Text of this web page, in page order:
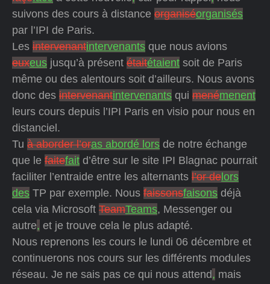
suivons des cours à distance organiséorganisés
par l’IPI de Paris.
Les intervenantintervenants que nous avions
euxeus jusqu’à présent étaitétaient soit de Paris
même ou des alentours soit d’ailleurs. Nous avons
donc des intervenantintervenants qui menémenent
leurs cours depuis l’IPI Paris en visio pour nous en
distanciel.
Tu à aborder l’oras abordé lors de notre échange
que le faitefait d’être sur le site IPI Blagnac pourrait
faciliter l’entraide entre les alternants l’or de lors
des TP par exemple. Nous faissonsfaisons déjà
cela via Microsoft TeamTeams, Messenger ou
autre, et je trouve cela le plus adapté.
Nous reprenons les cours le lundi 06 décembre et
continuerons nos cours sur les différents modules
réseau. Je ne sais pas ce qui nous attend, mais